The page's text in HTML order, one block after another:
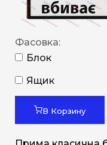
Фасовка:
Блок
Ящик
В Корзину